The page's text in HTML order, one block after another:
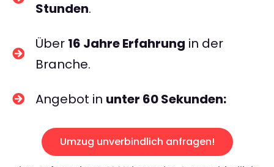
Stunden.
Über 16 Jahre Erfahrung in der
Branche.
Angebot in unter 60 Sekunden:
Umzug unverbindlich anfragen!